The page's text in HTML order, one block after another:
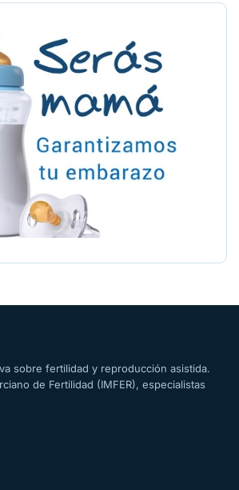
sobre fertilidad y reproducción asistida.
de Fertilidad (IMFER), especialistas